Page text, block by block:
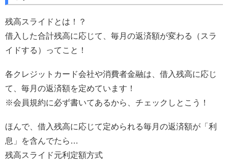
残高スライドとは！？
借入した合計残高に応じて、毎月の返済額が変わる（スラ
イドする）ってこと！
各クレジットカード会社や消費者金融は、借入残高に応じ
て、毎月の返済額を定めています！
※会員規約に必ず書いてあるから、チェックしとこう！
ほんで、借入残高に応じて定められる毎月の返済額が「利
息」を含んでたら…
残高スライド元利定額方式